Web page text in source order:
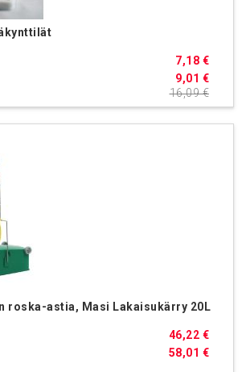
9,01 €
7,18 €
16,09 €
roska-astia, Masi Lakaisukärry 20L
58,01 €
46,22 €